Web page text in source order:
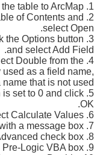
1. Add the table to ArcMap.
of Contents and
select Open.
the Options button
and select Add Field.
Double from the
as a field name,
that is not used.
is set to 0 and click
OK.
6. Right-click on the Lat2 field and select Calculate Values.
7. Click Yes if presented with a message box.
8. Check the Advanced check box.
9. Paste the following code into the Pre-Logic VBA box: